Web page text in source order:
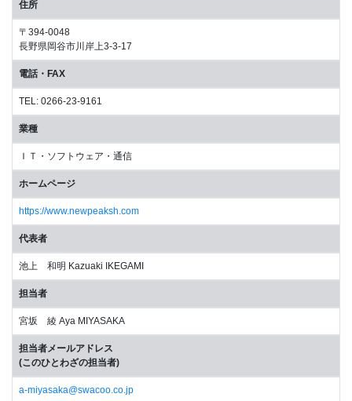
住所
〒394-0048
長野県岡谷市川岸上3-3-17
電話・FAX
TEL: 0266-23-9161
業種
ＩＴ・ソフトウェア・通信
ホームページ
https://www.newpeaksh.com
代表者
池上 和明 Kazuaki IKEGAMI
担当者
宮坂 綾 Aya MIYASAKA
担当者メールアドレス
(このひとわざの担当者)
a-miyasaka@swacoo.co.jp